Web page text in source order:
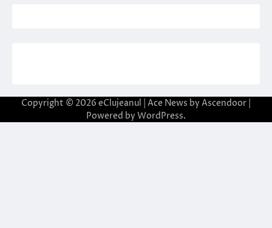
Copyright © 2026 eClujeanul | Ace News by Ascendoor
Powered by WordPress.